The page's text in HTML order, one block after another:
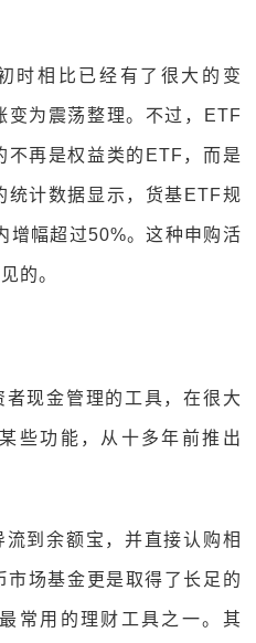
时相比已经有了很大的变
变为震荡整理。不过，ETF
不再是权益类的ETF，而是
统计数据显示，货基ETF规
增幅超过50%。这种申购活
的。
现金管理的工具，在很大
些功能，从十多年前推出
到余额宝，并直接认购相
场基金更是取得了长足的
常用的理财工具之一。其